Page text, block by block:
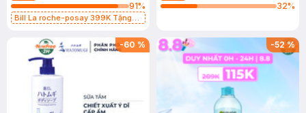
91%
Bill La roche-posay 399K Tặng
(SL có hạn)
32%
-60 % -52%